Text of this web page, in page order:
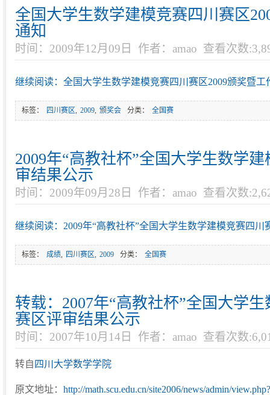
全国大学生数学建模竞赛四川赛区
通知
时间：2009年12月09日 作者：amao 查看次数
继续阅读：全国大学生数学建模竞赛四川赛区2009颁奖暨工
标签： 四川赛区, 2009, 颁奖会 分类： 全国赛
2009年“高教社杯”全国大学生数学
审结果公示
时间：2009年09月28日 作者：amao 查看次数
继续阅读：2009年“高教社杯”全国大学生数学建模竞赛四川
标签： 成绩, 四川赛区, 2009 分类： 全国赛
转载：2007年“高教社杯”全国大学
赛区评审结果公示
时间：2007年10月14日 作者：amao 查看次数
转自 四川大学数学学院
原文地址： http://math.scu.edu.cn/site2006/news/admin/